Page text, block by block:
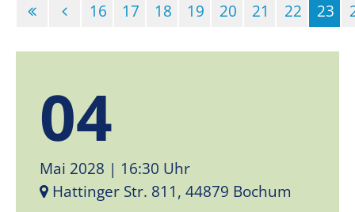
16 17 18 19 20 21 22
23
04
Mai 2028 | 16:30 Uhr
Hattinger Str. 811, 44879 Bochum